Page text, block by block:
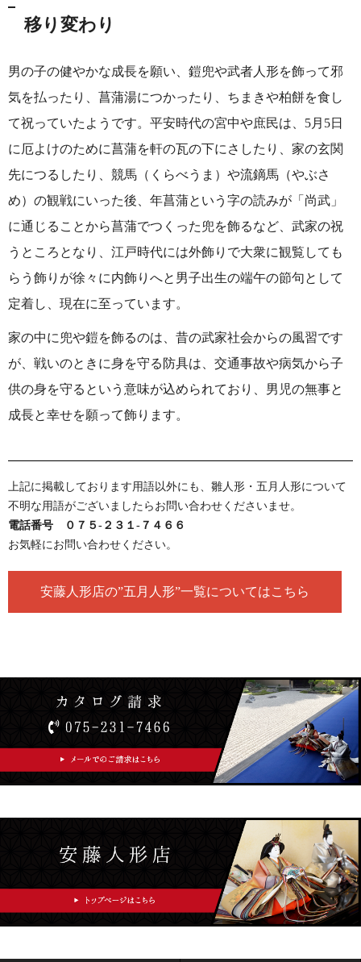
移り変わり
男の子の健やかな成長を願い、鎧兜や武者人形を飾って邪
気を払ったり、菖蒲湯につかったり、ちまきや柏餅を食し
て祝っていたようです。平安時代の宮中や庶民は、5月5日
に厄よけのために菖蒲を軒の瓦の下にさしたり、家の玄関
先につるしたり、競馬（くらべうま）や流鏑馬（やぶさ
め）の観戦にいった後、年菖蒲という字の読みが「尚武」
に通じることから菖蒲でつくった兜を飾るなど、武家の祝
うところとなり、江戸時代には外飾りで大衆に観覧しても
らう飾りが徐々に内飾りへと男子出生の端午の節句として
定着し、現在に至っています。
家の中に兜や鎧を飾るのは、昔の武家社会からの風習です
が、戦いのときに身を守る防具は、交通事故や病気から子
供の身を守るという意味が込められており、男児の無事と
成長と幸せを願って飾ります。
上記に掲載しております用語以外にも、雛人形・五月人形について
不明な用語がございましたらお問い合わせくださいませ。
電話番号 ０７５-２３１-７４６６
お気軽にお問い合わせください。
安藤人形店の”五月人形”一覧についてはこちら